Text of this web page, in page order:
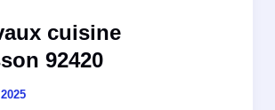
cuisine
92420